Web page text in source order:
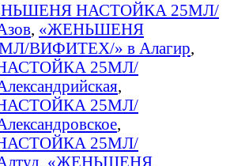
НАСТОЙКА 25МЛ/
, «ЖЕНЬШЕНЯ
ВИФИТЕХ/» в Алагир,
25МЛ/
,
25МЛ/
,
25МЛ/
, «ЖЕНЬШЕНЯ